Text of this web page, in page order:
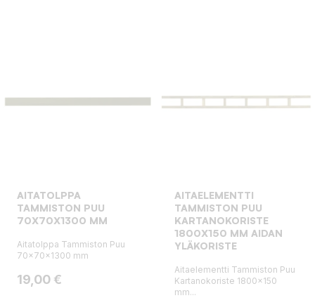
AITATOLPPA
TAMMISTON PUU
70X70X1300 MM
Aitatolppa Tammiston Puu
70x70x1300 mm
Hinta
19,00 €
AITAELEMENTTI
TAMMISTON PUU
KARTANOKORISTE
1800X150 MM AIDAN
YLÄKORISTE
Aitaelementti Tammiston Puu
Kartanokoriste 1800x150
mm...